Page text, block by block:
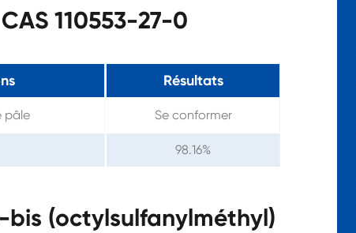
110553-27-0
Résultats
pâle Se conformer
98.16%
(octylsulfanylméthyl)